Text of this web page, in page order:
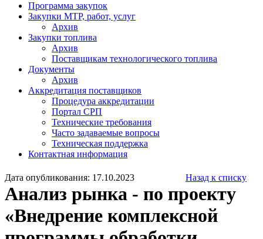
Программа закупок
Закупки МТР, работ, услуг
Архив
Закупки топлива
Архив
Поставщикам технологического топлива
Документы
Архив
Аккредитация поставщиков
Процедура аккредитации
Портал СРП
Технические требования
Часто задаваемые вопросы
Техническая поддержка
Контактная информация
Дата опубликования: 17.10.2023 Назад к списку
Анализ рынка - по проекту
«Внедрение комплексной